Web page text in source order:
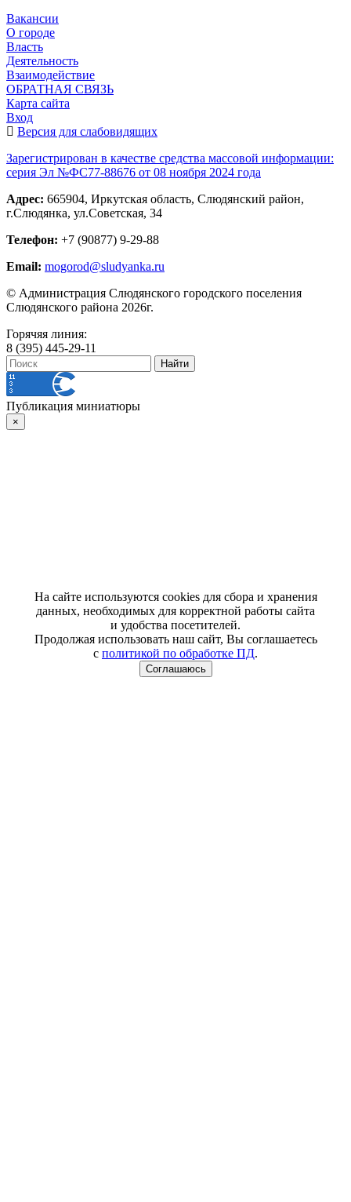
Вакансии
О городе
Власть
Деятельность
Взаимодействие
ОБРАТНАЯ СВЯЗЬ
Карта сайта
Вход
Версия для слабовидящих
Зарегистрирован в качестве средства массовой информации:
серия Эл №ФС77-88676 от 08 ноября 2024 года
Адрес: 665904, Иркутская область, Слюдянский район,
г.Слюдянка, ул.Советская, 34
Телефон: +7 (90877) 9-29-88
Email: mogorod@sludyanka.ru
© Администрация Слюдянского городского поселения
Слюдянского района 2026г.
Горячяя линия:
8 (395) 445-29-11
Публикация миниатюры
×
На сайте используются cookies для сбора и хранения
данных, необходимых для корректной работы сайта
и удобства посетителей.
Продолжая использовать наш сайт, Вы соглашаетесь
с политикой по обработке ПД.
Соглашаюсь